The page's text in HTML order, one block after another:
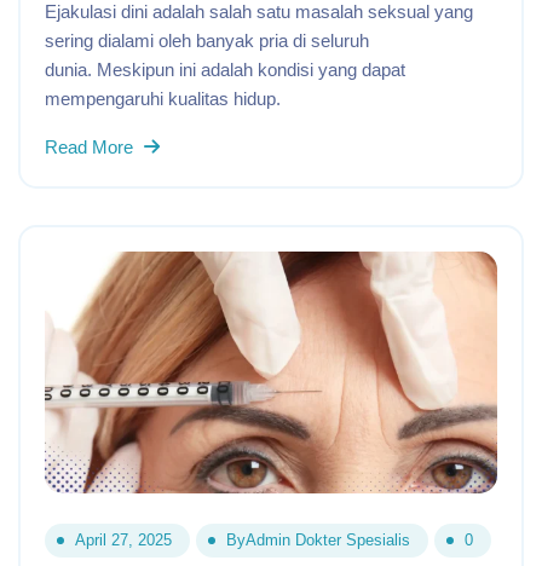
Ejakulasi dini adalah salah satu masalah seksual yang
sering dialami oleh banyak pria di seluruh
dunia. Meskipun ini adalah kondisi yang dapat
mempengaruhi kualitas hidup.
Read More
April 27, 2025 ByAdmin Dokter Spesialis 0